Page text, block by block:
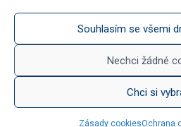
Souhlasím se všemi
Nechci žádné
Chci si
Zásady cookiesOchrana
Kde nás najdete
Kontaktní údaje
2020 ... Vytvořil JiriWasserbauer.cz